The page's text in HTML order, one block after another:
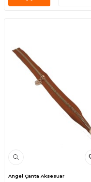
Angel Çanta Aksesuar